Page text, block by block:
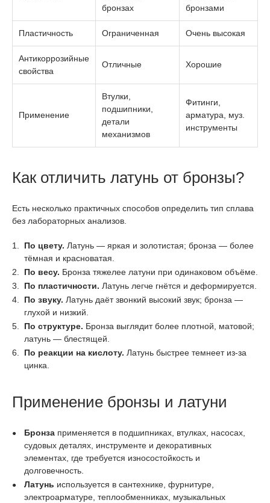
бронзах
бронзами
Пластичность Ограниченная Очень высокая
Антикоррозийные
свойства
Отличные Хорошие
Применение
Втулки,
подшипники,
детали
механизмов
Фитинги,
арматура, муз.
инструменты
Как отличить латунь от бронзы?
Есть несколько практичных способов определить тип сплава
без лабораторных анализов.
По цвету. Латунь — яркая и золотистая; бронза — более
тёмная и красноватая.
По весу. Бронза тяжелее латуни при одинаковом объёме.
По пластичности. Латунь легче гнётся и деформируется.
По звуку. Латунь даёт звонкий высокий звук; бронза —
глухой и низкий.
По структуре. Бронза выглядит более плотной, матовой;
латунь — блестящей.
По реакции на кислоту. Латунь быстрее темнеет из-за
цинка.
Применение бронзы и латуни
Бронза применяется в подшипниках, втулках, насосах,
судовых деталях, инструменте и декоративных
элементах, где требуется износостойкость и
долговечность.
Латунь используется в сантехнике, фурнитуре,
электроарматуре, теплообменниках, музыкальных